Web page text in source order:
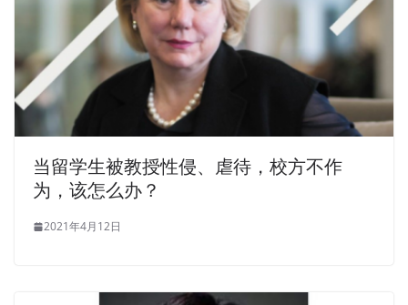
当留学生被教授性侵、虐待，校方不作
为，该怎么办？
2021年4月12日